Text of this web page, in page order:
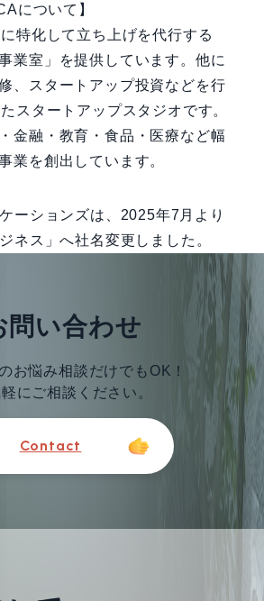
について】
特化して立ち上げを代行する
業室」を提供しています。他に
、スタートアップ投資などを行
スタートアップスタジオです。
金融・教育・食品・医療など幅
業を創出しています。
ーションズは、2025年7月より
ネス」へ社名変更しました。
問い合わせ
お悩み相談だけでもOK！
にご相談ください。
Contact